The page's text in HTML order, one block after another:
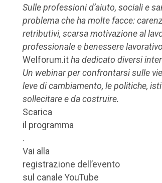
Sulle professioni d’aiuto, sociali e
problema che ha molte facce:
retributivi, scarsa motivazione al
professionale e benessere
Welforum.itha dedicato diversi
Un webinar per confrontarsi sulle
leve di cambiamento, le politiche,
sollecitare e da costruire.
Scarica
il programma
.
Vai alla
registrazione dell’evento
sul canale YouTube